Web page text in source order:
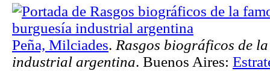
Peña, Milciades. Rasgos biográficos de
industrial argentina. Buenos Aires: